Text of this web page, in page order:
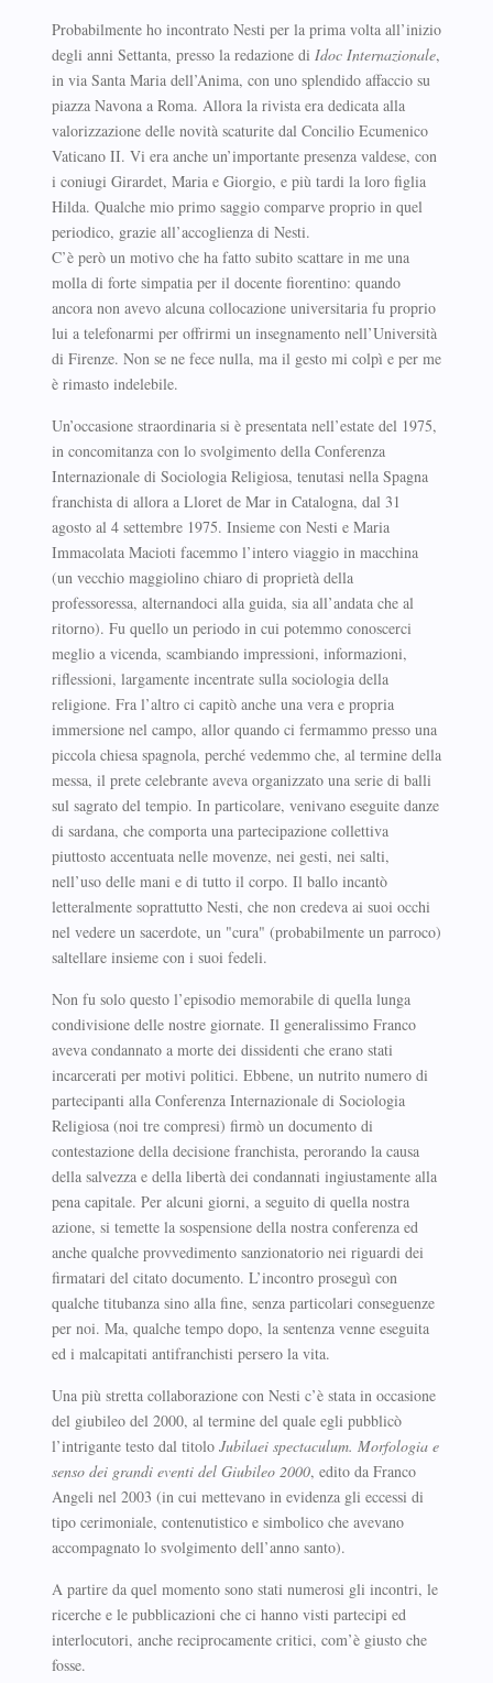
Probabilmente ho incontrato Nesti per la prima volta all’inizio
degli anni Settanta, presso la redazione di Idoc Internazionale,
in via Santa Maria dell’Anima, con uno splendido affaccio su
piazza Navona a Roma. Allora la rivista era dedicata alla
valorizzazione delle novità scaturite dal Concilio Ecumenico
Vaticano II. Vi era anche un’importante presenza valdese, con
i coniugi Girardet, Maria e Giorgio, e più tardi la loro figlia
Hilda. Qualche mio primo saggio comparve proprio in quel
periodico, grazie all’accoglienza di Nesti.
C’è però un motivo che ha fatto subito scattare in me una
molla di forte simpatia per il docente fiorentino: quando
ancora non avevo alcuna collocazione universitaria fu proprio
lui a telefonarmi per offrirmi un insegnamento nell’Università
di Firenze. Non se ne fece nulla, ma il gesto mi colpì e per me
è rimasto indelebile.
Un’occasione straordinaria si è presentata nell’estate del 1975,
in concomitanza con lo svolgimento della Conferenza
Internazionale di Sociologia Religiosa, tenutasi nella Spagna
franchista di allora a Lloret de Mar in Catalogna, dal 31
agosto al 4 settembre 1975. Insieme con Nesti e Maria
Immacolata Macioti facemmo l’intero viaggio in macchina
(un vecchio maggiolino chiaro di proprietà della
professoressa, alternandoci alla guida, sia all’andata che al
ritorno). Fu quello un periodo in cui potemmo conoscerci
meglio a vicenda, scambiando impressioni, informazioni,
riflessioni, largamente incentrate sulla sociologia della
religione. Fra l’altro ci capitò anche una vera e propria
immersione nel campo, allor quando ci fermammo presso una
piccola chiesa spagnola, perché vedemmo che, al termine della
messa, il prete celebrante aveva organizzato una serie di balli
sul sagrato del tempio. In particolare, venivano eseguite danze
di sardana, che comporta una partecipazione collettiva
piuttosto accentuata nelle movenze, nei gesti, nei salti,
nell’uso delle mani e di tutto il corpo. Il ballo incantò
letteralmente soprattutto Nesti, che non credeva ai suoi occhi
nel vedere un sacerdote, un "cura" (probabilmente un parroco)
saltellare insieme con i suoi fedeli.
Non fu solo questo l’episodio memorabile di quella lunga
condivisione delle nostre giornate. Il generalissimo Franco
aveva condannato a morte dei dissidenti che erano stati
incarcerati per motivi politici. Ebbene, un nutrito numero di
partecipanti alla Conferenza Internazionale di Sociologia
Religiosa (noi tre compresi) firmò un documento di
contestazione della decisione franchista, perorando la causa
della salvezza e della libertà dei condannati ingiustamente alla
pena capitale. Per alcuni giorni, a seguito di quella nostra
azione, si temette la sospensione della nostra conferenza ed
anche qualche provvedimento sanzionatorio nei riguardi dei
firmatari del citato documento. L’incontro proseguì con
qualche titubanza sino alla fine, senza particolari conseguenze
per noi. Ma, qualche tempo dopo, la sentenza venne eseguita
ed i malcapitati antifranchisti persero la vita.
Una più stretta collaborazione con Nesti c’è stata in occasione
del giubileo del 2000, al termine del quale egli pubblicò
l’intrigante testo dal titolo Jubilaei spectaculum. Morfologia e
senso dei grandi eventi del Giubileo 2000, edito da Franco
Angeli nel 2003 (in cui mettevano in evidenza gli eccessi di
tipo cerimoniale, contenutistico e simbolico che avevano
accompagnato lo svolgimento dell’anno santo).
A partire da quel momento sono stati numerosi gli incontri, le
ricerche e le pubblicazioni che ci hanno visti partecipi ed
interlocutori, anche reciprocamente critici, com’è giusto che
fosse.